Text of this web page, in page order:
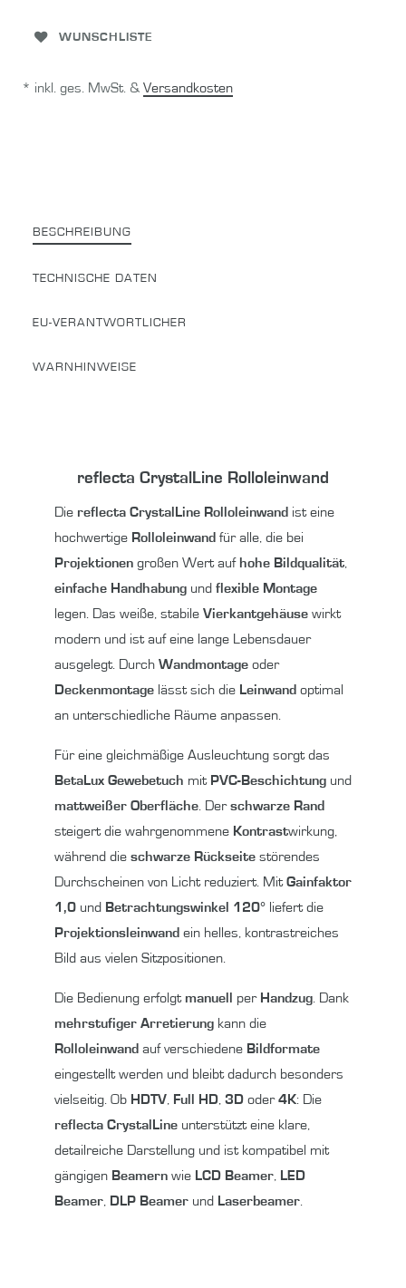
WUNSCHLISTE
* inkl. ges. MwSt. & Versandkosten
BESCHREIBUNG
TECHNISCHE DATEN
EU-VERANTWORTLICHER
WARNHINWEISE
reflecta CrystalLine Rolloleinwand
Die reflecta CrystalLine Rolloleinwand ist eine
hochwertige Rolloleinwand für alle, die bei
Projektionen großen Wert auf hohe Bildqualität
einfache Handhabung und flexible Montage
legen. Das weiße, stabile Vierkantgehäuse wirkt
modern und ist auf eine lange Lebensdauer
ausgelegt. Durch Wandmontage oder
Deckenmontage lässt sich die Leinwand optimal
an unterschiedliche Räume anpassen.
Für eine gleichmäßige Ausleuchtung sorgt das
BetaLux Gewebetuch mit PVC-Beschichtung und
mattweißer Oberfläche . Derschwarze Rand
steigert die wahrgenommene Kontrastwirkung,
während die schwarze Rückseite störendes
Durchscheinen von Licht reduziert. MitGainfaktor
1,0 und Betrachtungswinkel 120° liefert die
Projektionsleinwand ein helles, kontrastreiches
Bild aus vielen Sitzpositionen.
Die Bedienung erfolgt manuell per Handzug . Dank
mehrstufiger Arretierung kann die
Rolloleinwand auf verschiedene Bildformate
eingestellt werden und bleibt dadurch besonders
vielseitig. Ob HDTV Full HD 3D oder4K: Die
reflecta CrystalLine unterstützt eine klare,
detailreiche Darstellung und ist kompatibel mit
gängigen Beamern wie LCD Beamer
LED
Beamer
DLP Beamer und Laserbeamer